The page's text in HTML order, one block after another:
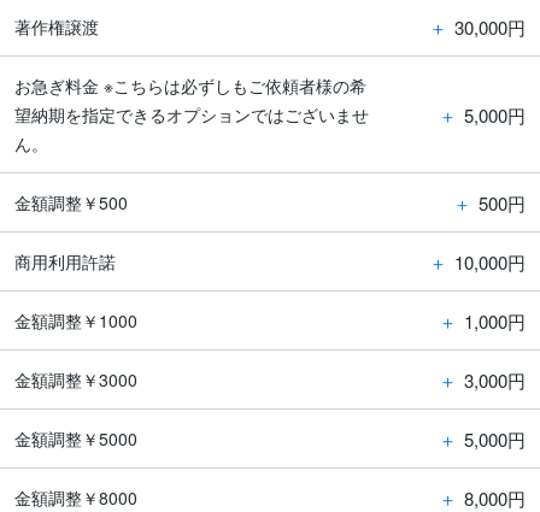
著作権譲渡 ＋ 30,000円
お急ぎ料金 ※こちらは必ずしもご依頼者様の希
望納期を指定できるオプションではございませ
ん。
＋ 5,000円
金額調整￥500 ＋ 500円
商用利用許諾 ＋ 10,000円
金額調整￥1000 ＋ 1,000円
金額調整￥3000 ＋ 3,000円
金額調整￥5000 ＋ 5,000円
金額調整￥8000 ＋ 8,000円